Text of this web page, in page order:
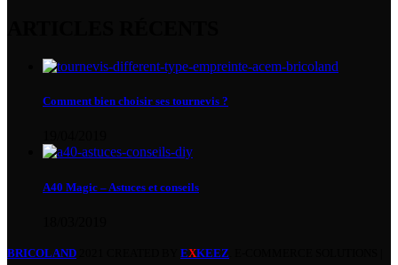
Comment bien choisir ses tournevis ?
A40 Magic – Astuces et conseils
BRICOLAND EXKEEZ